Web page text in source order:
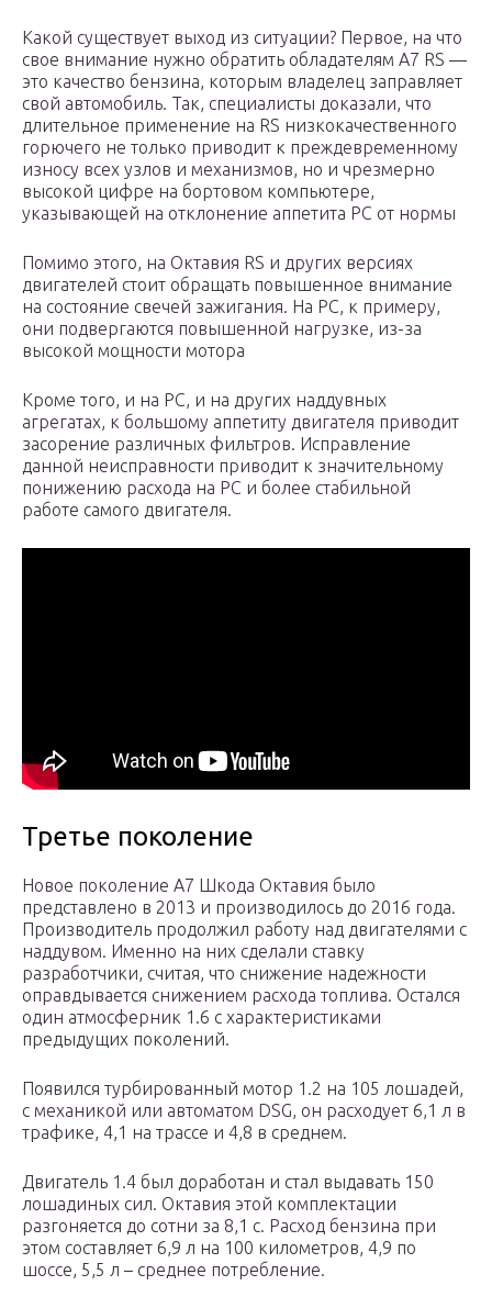
Какой существует выход из ситуации? Первое, на что
свое внимание нужно обратить обладателям A7 RS —
это качество бензина, которым владелец заправляет
свой автомобиль. Так, специалисты доказали, что
длительное применение на RS низкокачественного
горючего не только приводит к преждевременному
износу всех узлов и механизмов, но и чрезмерно
высокой цифре на бортовом компьютере,
указывающей на отклонение аппетита РС от нормы
Помимо этого, на Октавия RS и других версиях
двигателей стоит обращать повышенное внимание
на состояние свечей зажигания. На РС, к примеру,
они подвергаются повышенной нагрузке, из-за
высокой мощности мотора
Кроме того, и на РС, и на других наддувных
агрегатах, к большому аппетиту двигателя приводит
засорение различных фильтров. Исправление
данной неисправности приводит к значительному
понижению расхода на РС и более стабильной
работе самого двигателя.
Третье поколение
Новое поколение А7 Шкода Октавия было
представлено в 2013 и производилось до 2016 года.
Производитель продолжил работу над двигателями с
наддувом. Именно на них сделали ставку
разработчики, считая, что снижение надежности
оправдывается снижением расхода топлива. Остался
один атмосферник 1.6 с характеристиками
предыдущих поколений.
Появился турбированный мотор 1.2 на 105 лошадей,
с механикой или автоматом DSG, он расходует 6,1 л в
трафике, 4,1 на трассе и 4,8 в среднем.
Двигатель 1.4 был доработан и стал выдавать 150
лошадиных сил. Октавия этой комплектации
разгоняется до сотни за 8,1 с. Расход бензина при
этом составляет 6,9 л на 100 километров, 4,9 по
шоссе, 5,5 л – среднее потребление.